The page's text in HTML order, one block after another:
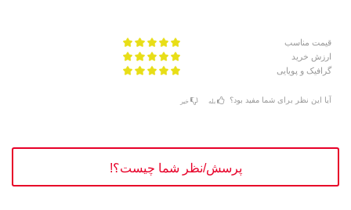
قیمت مناسب
ارزش خرید
گرافیک و پویایی
آیا این نظر برای شما مفید بود؟ بله خیر
پرسش/نظر شما چیست؟!